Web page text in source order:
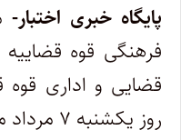
پایگاه خبری اختبار-
فرهنگی قوه
قضایی و اداری
روز یکشنبه ۷ مرداد ماه خبر داد.